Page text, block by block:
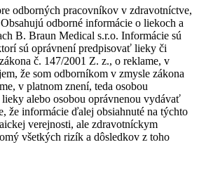
rán
kvalitnú dialyzačnú starostlivosť
strediskách na Slovensku. Viac
stránke jednotlivých stredísk.
príležitosti ​v B. Braun. Vyhľadajte náš
pozície na Slovensku.​
odborných pracovníkov v zdravotníctve,
odborné informácie o liekoch a
B. Braun Medical s.r.o. Informácie sú
sú oprávnení predpisovať lieky či
č. 147/2001 Z. z., o reklame, v
že som odborníkom v zmysle zákona
v platnom znení, teda osobou
alebo osobou oprávnenou vydávať
že informácie ďalej obsiahnuté na týchto
verejnosti, ale zdravotníckym
všetkých rizík a dôsledkov z toho